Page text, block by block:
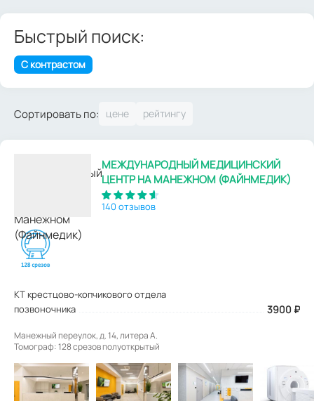
Быстрый поиск:
С контрастом
Сортировать по:
МЕЖДУНАРОДНЫЙ МЕДИЦИНСКИЙ
ЦЕНТР НА МАНЕЖНОМ (ФАЙНМЕДИК)
140 отзывов
КТ крестцово-копчикового отдела
позвоночника
3900 ₽
Манежный переулок, д. 14, литера А.
Томограф: 128 срезов полуоткрытый